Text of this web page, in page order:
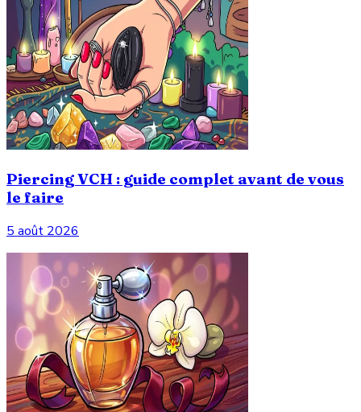
Piercing VCH : guide complet avant de vous
le faire
5 août 2026